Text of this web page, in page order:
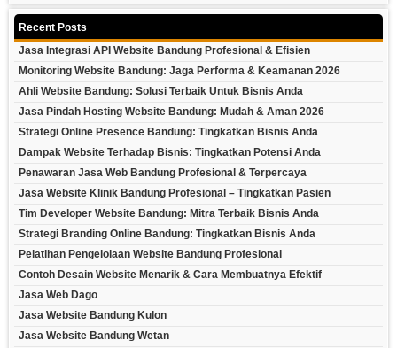
Recent Posts
Jasa Integrasi API Website Bandung Profesional & Efisien
Monitoring Website Bandung: Jaga Performa & Keamanan 2026
Ahli Website Bandung: Solusi Terbaik Untuk Bisnis Anda
Jasa Pindah Hosting Website Bandung: Mudah & Aman 2026
Strategi Online Presence Bandung: Tingkatkan Bisnis Anda
Dampak Website Terhadap Bisnis: Tingkatkan Potensi Anda
Penawaran Jasa Web Bandung Profesional & Terpercaya
Jasa Website Klinik Bandung Profesional – Tingkatkan Pasien
Tim Developer Website Bandung: Mitra Terbaik Bisnis Anda
Strategi Branding Online Bandung: Tingkatkan Bisnis Anda
Pelatihan Pengelolaan Website Bandung Profesional
Contoh Desain Website Menarik & Cara Membuatnya Efektif
Jasa Web Dago
Jasa Website Bandung Kulon
Jasa Website Bandung Wetan